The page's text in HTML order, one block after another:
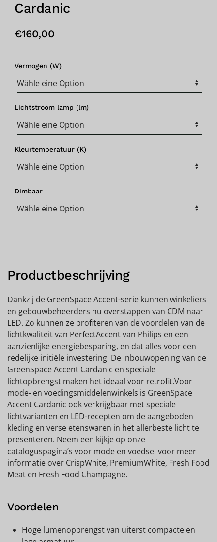
Cardanic
€160,00
Vermogen (W)
Lichtstroom lamp (lm)
Kleurtemperatuur (K)
Dimbaar
Productbeschrijving
Dankzij de GreenSpace Accent-serie kunnen winkeliers
en gebouwbeheerders nu overstappen van CDM naar
LED. Zo kunnen ze profiteren van de voordelen van de
lichtkwaliteit van PerfectAccent van Philips en een
aanzienlijke energiebesparing, en dat alles voor een
redelijke initiële investering. De inbouwopening van de
GreenSpace Accent Cardanic en speciale
lichtopbrengst maken het ideaal voor retrofit.Voor
mode- en voedingsmiddelenwinkels is GreenSpace
Accent Cardanic ook verkrijgbaar met speciale
lichtvarianten en LED-recepten om de aangeboden
kleding en verse etenswaren in het allerbeste licht te
presenteren. Neem een kijkje op onze
cataloguspagina’s voor mode en voedsel voor meer
informatie over CrispWhite, PremiumWhite, Fresh Food
Meat en Fresh Food Champagne.
Voordelen
Hoge lumenopbrengst van uiterst compacte en